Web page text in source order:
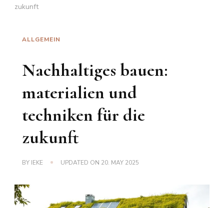
zukunft
ALLGEMEIN
Nachhaltiges bauen:
materialien und
techniken für die
zukunft
BY IEKE UPDATED ON 20. MAY 2025